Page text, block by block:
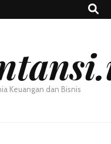
Keuangan dan Bisnis